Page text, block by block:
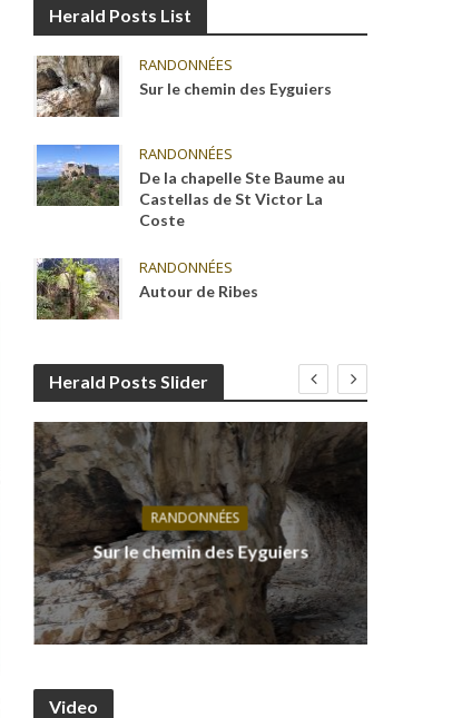
Herald Posts List
RANDONNÉES
Sur le chemin des Eyguiers
RANDONNÉES
De la chapelle Ste Baume au
Castellas de St Victor La
Coste
RANDONNÉES
Autour de Ribes
Herald Posts Slider
RANDONNÉES
Sur le chemin des Eyguiers
Video